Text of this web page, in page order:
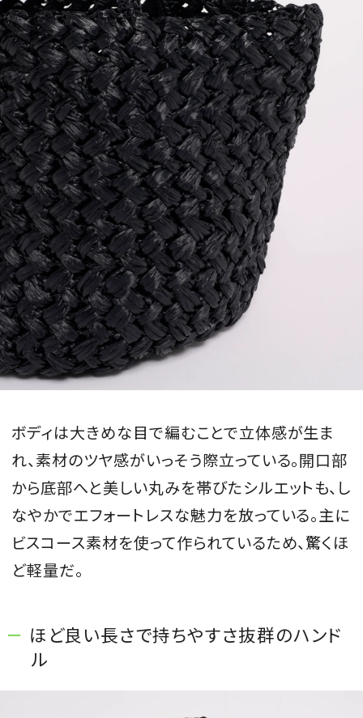
ボディは大きめな目で編むことで立体感が生ま
れ、素材のツヤ感がいっそう際立っている。開口部
から底部へと美しい丸みを帯びたシルエットも、し
なやかでエフォートレスな魅力を放っている。主に
ビスコース素材を使って作られているため、驚くほ
ど軽量だ。
ほど良い長さで持ちやすさ抜群のハンド
ル